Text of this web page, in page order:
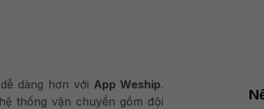
dàng hơn với App Weship.
thống vận chuyển gồm đội